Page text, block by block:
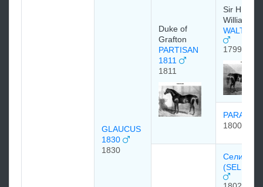
GLAUCUS
1830
1830
Duke of
Grafton
PARTISAN
1811
1811
Sir H.
Williamson
WALTON
1799
PARASOL
1800
Селим
(SELIM)